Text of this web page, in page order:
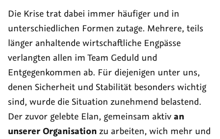
Die Krise trat dabei immer häufiger und in
unterschiedlichen Formen zutage. Mehrere, teils
länger anhaltende wirtschaftliche Engpässe
verlangten allen im Team Geduld und
Entgegenkommen ab. Für diejenigen unter uns,
denen Sicherheit und Stabilität besonders wichtig
sind, wurde die Situation zunehmend belastend.
Der zuvor gelebte Elan, gemeinsam aktiv an
unserer Organisation zu arbeiten, wich mehr und